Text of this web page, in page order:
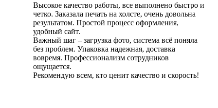
Высокое качество работы, все выполнено быстро и
четко. Заказала печать на холсте, очень довольна
результатом. Простой процесс оформления,
удобный сайт.
Важный шаг – загрузка фото, система всё поняла
без проблем. Упаковка надежная, доставка
вовремя. Профессионализм сотрудников
ощущается.
Рекомендую всем, кто ценит качество и скорость!